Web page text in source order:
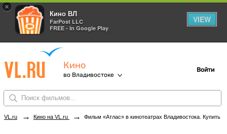
×
Кино ВЛ
FarPost LLC
FREE - In Google Play
VIEW
Кино
во Владивостоке
Войти
VL.ru → Кино на VL.ru → Фильм «Атлас» в кинотеатрах Владивостока. Купить билеты!